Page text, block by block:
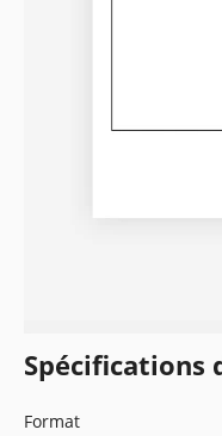
Spécifications
Format